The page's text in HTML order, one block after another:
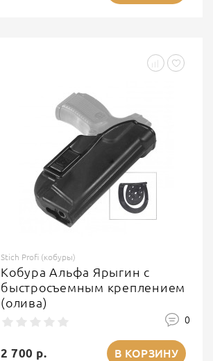
Stich Profi (кобуры)
Кобура Альфа Ярыгин с
быстросъемным креплением
(олива)
0
2 700 р. В КОРЗИНУ